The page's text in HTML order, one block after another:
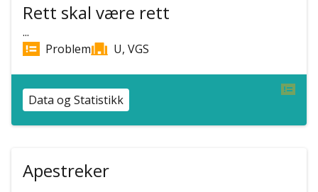
Rett skal være rett
...
Problem
U, VGS
Data og Statistikk
Apestreker